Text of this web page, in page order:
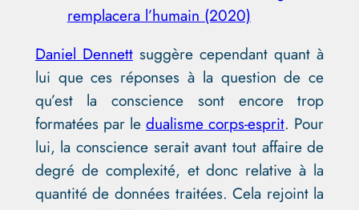
remplacera l’humain (2020)
Daniel Dennettsuggère cependant quant à
lui que ces réponses à la question de ce
qu’est la conscience sont encore trop
formatées par ledualisme corps-esprit. Pour
lui, la conscience serait avant tout affaire de
degré de complexité, et donc relative à la
quantité de données traitées. Cela rejoint la